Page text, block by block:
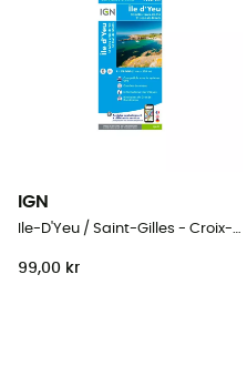
IGN
Ile-D'Yeu / Saint-Gilles - Croix-De-Vie
99,00 kr